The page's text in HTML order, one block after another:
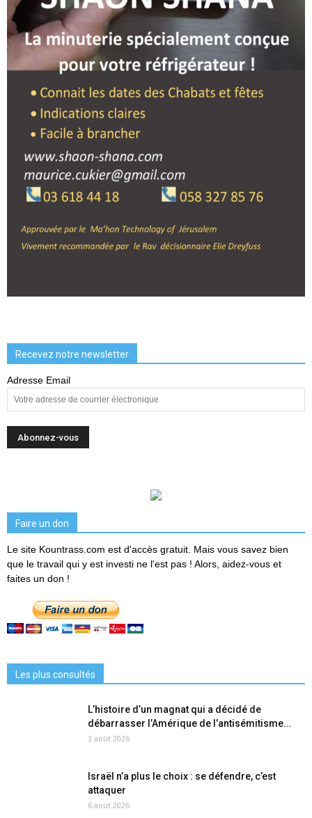
Recevez notre newsletter
Adresse Email
Faire un don
Le site Kountrass.com est d'accès gratuit. Mais vous savez bien
que le travail qui y est investi ne l'est pas ! Alors, aidez-vous et
faites un don !
Les plus consultés
L’histoire d’un magnat qui a décidé de
débarrasser l’Amérique de l’antisémitisme...
3 août 2026
Israël n’a plus le choix : se défendre, c’est
attaquer
6 août 2026